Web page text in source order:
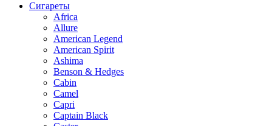
Сигареты
Africa
Allure
American Legend
American Spirit
Ashima
Benson & Hedges
Cabin
Camel
Capri
Captain Black